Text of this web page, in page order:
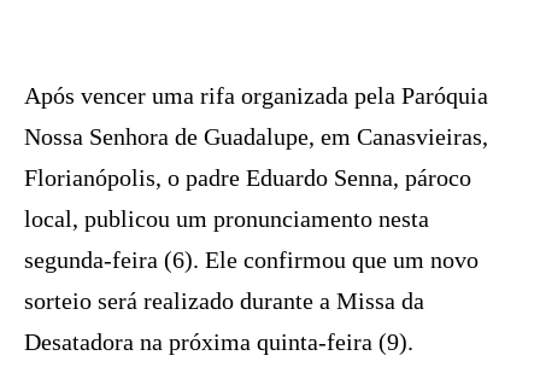
Após vencer uma rifa organizada pela Paróquia
Nossa Senhora de Guadalupe, em Canasvieiras,
Florianópolis, o padre Eduardo Senna, pároco
local, publicou um pronunciamento nesta
segunda-feira (6). Ele confirmou que um novo
sorteio será realizado durante a Missa da
Desatadora na próxima quinta-feira (9).